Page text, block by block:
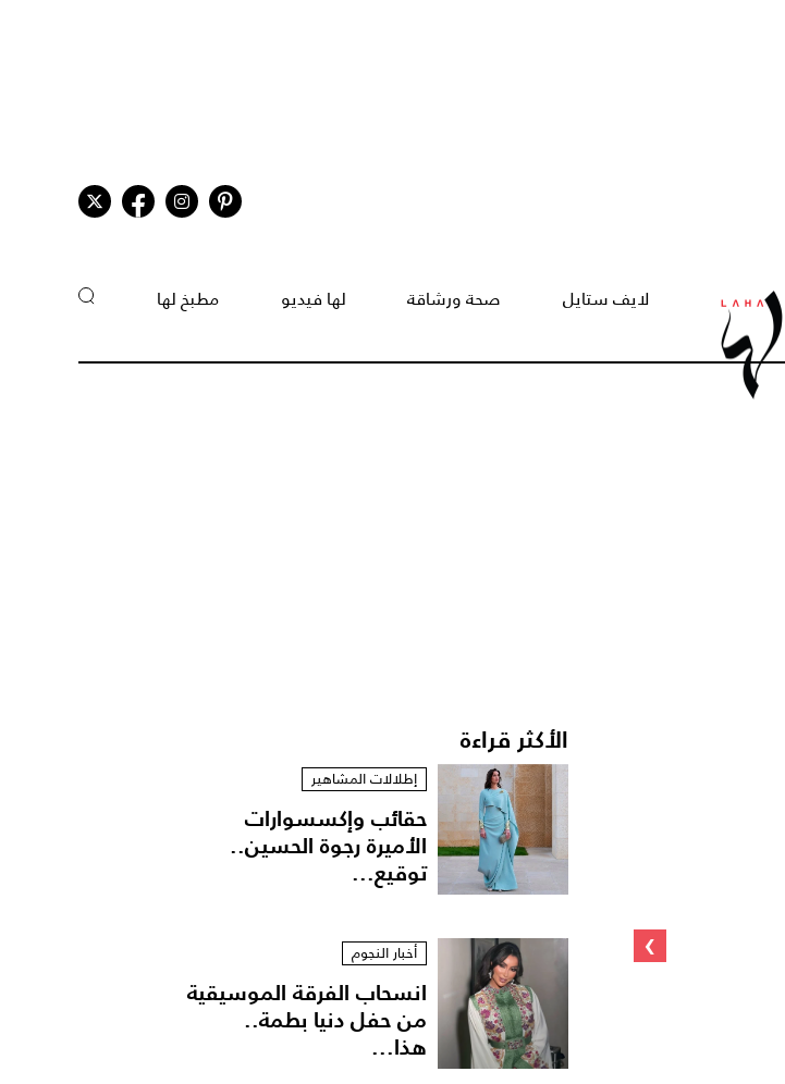
لايف ستايل صحة ورشاقة لها فيديو مطبخ لها
›
الأكثر قراءة
إطلالات المشاهير
حقائب وإكسسوارات
الأميرة رجوة الحسين..
توقيع...
أخبار النجوم
انسحاب الفرقة الموسيقية
من حفل دنيا بطمة..
هذا...